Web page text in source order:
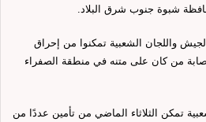
شبوة جنوب شرق البلاد.
واللجان الشعبية تمكنوا من إحراق
بي 10 ومصرع وإصابة من كان على متنه في منطقة الصفراء
تمكن الثلاثاء الماضي من تأمين عددًا من